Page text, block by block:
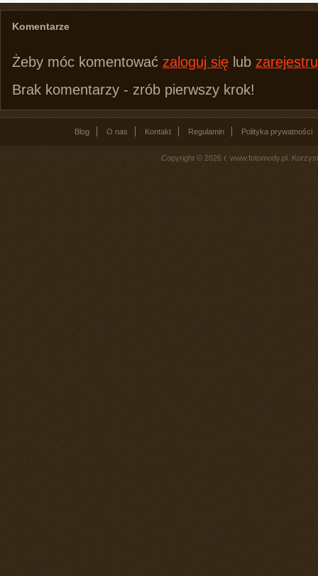
Komentarze
Żeby móc komentować zaloguj się lub
Brak komentarzy - zrób pierwszy krok!
Blog O nas Kontakt Regulamin Polityka prywatności
Copyright © 2026 r. www.fotomody.pl.